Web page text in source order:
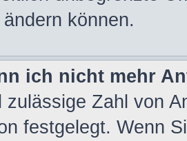
können.
ich nicht mehr
zulässige Zahl von
festgelegt. Wenn